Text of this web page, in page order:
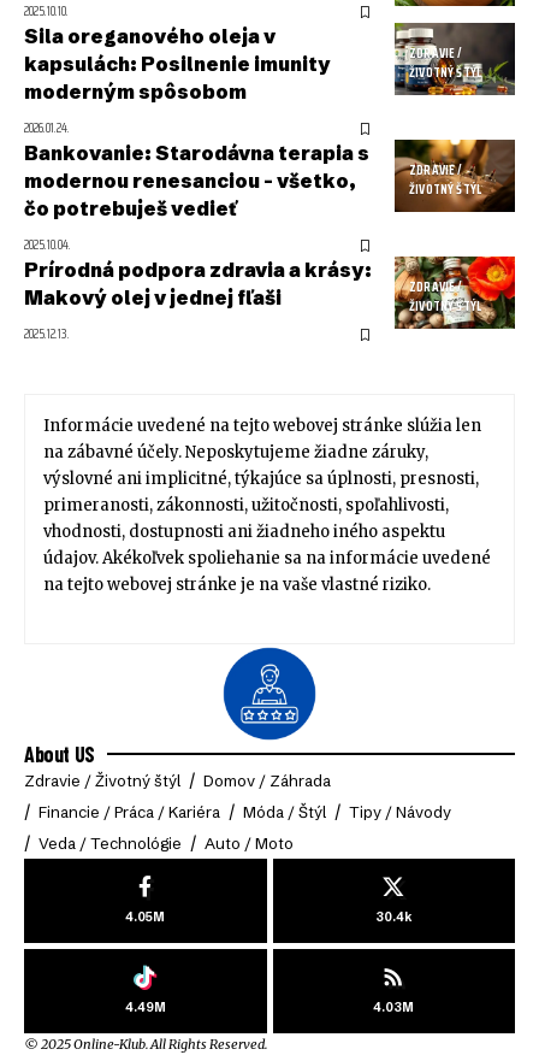
2025.10.10.
ZDRAVIE /
ŽIVOTNÝ ŠTÝL
Sila oreganového oleja v
kapsulách: Posilnenie imunity
moderným spôsobom
2026.01.24.
ZDRAVIE /
ŽIVOTNÝ ŠTÝL
Bankovanie: Starodávna terapia s
modernou renesanciou – všetko,
čo potrebuješ vedieť
2025.10.04.
ZDRAVIE /
ŽIVOTNÝ ŠTÝL
Prírodná podpora zdravia a krásy:
Makový olej v jednej fľaši
2025.12.13.
Informácie uvedené na tejto webovej stránke slúžia len
na zábavné účely. Neposkytujeme žiadne záruky,
výslovné ani implicitné, týkajúce sa úplnosti, presnosti,
primeranosti, zákonnosti, užitočnosti, spoľahlivosti,
vhodnosti, dostupnosti ani žiadneho iného aspektu
údajov. Akékoľvek spoliehanie sa na informácie uvedené
na tejto webovej stránke je na vaše vlastné riziko.
About US
Zdravie / Životný štýl
Domov / Záhrada
Financie / Práca / Kariéra
Móda / Štýl
Tipy / Návody
Veda / Technológie
Auto / Moto
4.05M 30.4k
4.49M 4.03M
© 2025 Online-Klub. All Rights Reserved.